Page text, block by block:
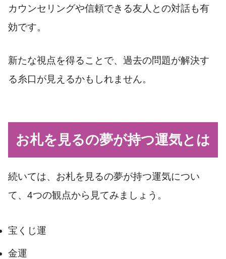
カウンセリングや信頼できる友人との対話も有
効です。
新たな視点を得ることで、過去の問題が解決す
る糸口が見えるかもしれません。
お札を見るの夢が持つ運気とは
続いては、お札を見るの夢が持つ運気につい
て、4つの観点から見てみましょう。
宝くじ運
金運